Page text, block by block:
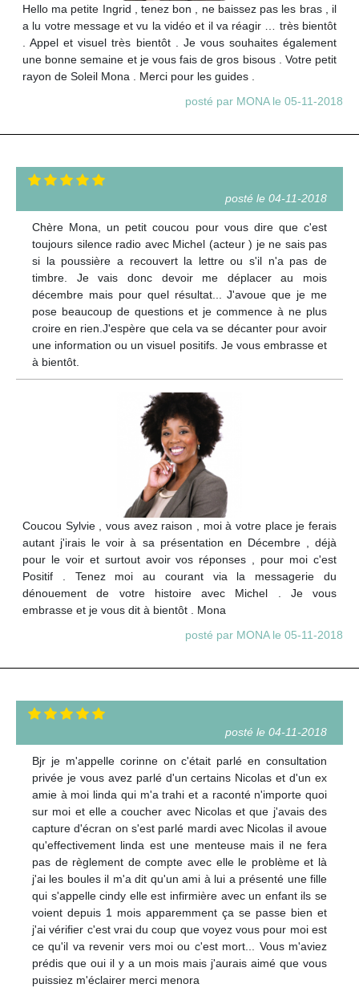
Hello ma petite Ingrid , tenez bon , ne baissez pas les bras , il
a lu votre message et vu la vidéo et il va réagir … très bientôt
. Appel et visuel très bientôt . Je vous souhaites également
une bonne semaine et je vous fais de gros bisous . Votre petit
rayon de Soleil Mona . Merci pour les guides .
posté par MONA le 05-11-2018
posté le 04-11-2018
Chère Mona, un petit coucou pour vous dire que c'est
toujours silence radio avec Michel (acteur ) je ne sais pas
si la poussière a recouvert la lettre ou s'il n'a pas de
timbre. Je vais donc devoir me déplacer au mois
décembre mais pour quel résultat... J'avoue que je me
pose beaucoup de questions et je commence à ne plus
croire en rien.J'espère que cela va se décanter pour avoir
une information ou un visuel positifs. Je vous embrasse et
à bientôt.
Coucou Sylvie , vous avez raison , moi à votre place je ferais
autant j'irais le voir à sa présentation en Décembre , déjà
pour le voir et surtout avoir vos réponses , pour moi c'est
Positif . Tenez moi au courant via la messagerie du
dénouement de votre histoire avec Michel . Je vous
embrasse et je vous dit à bientôt . Mona
posté par MONA le 05-11-2018
posté le 04-11-2018
Bjr je m'appelle corinne on c'était parlé en consultation
privée je vous avez parlé d'un certains Nicolas et d'un ex
amie à moi linda qui m'a trahi et a raconté n'importe quoi
sur moi et elle a coucher avec Nicolas et que j'avais des
capture d'écran on s'est parlé mardi avec Nicolas il avoue
qu'effectivement linda est une menteuse mais il ne fera
pas de règlement de compte avec elle le problème et là
j'ai les boules il m'a dit qu'un ami à lui a présenté une fille
qui s'appelle cindy elle est infirmière avec un enfant ils se
voient depuis 1 mois apparemment ça se passe bien et
j'ai vérifier c'est vrai du coup que voyez vous pour moi est
ce qu'il va revenir vers moi ou c'est mort... Vous m'aviez
prédis que oui il y a un mois mais j'aurais aimé que vous
puissiez m'éclairer merci menora